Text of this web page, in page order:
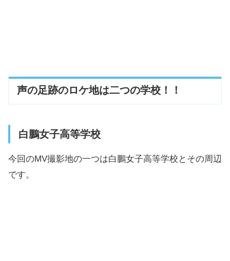
声の足跡のロケ地は二つの学校！！
白鵬女子高等学校
今回のMV撮影地の一つは白鵬女子高等学校とその周辺
です。